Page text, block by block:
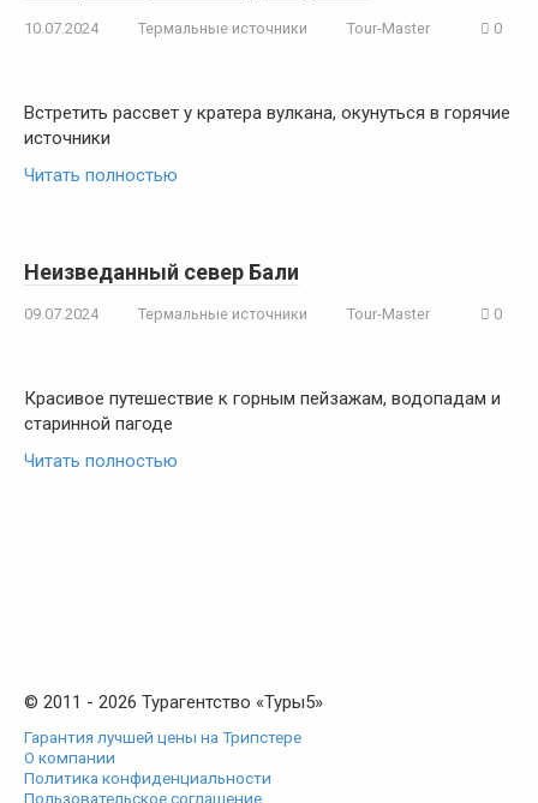
10.07.2024 Термальные источники Tour-Master 0
Встретить рассвет у кратера вулкана, окунуться в горячие
источники
Читать полностью
Неизведанный север Бали
09.07.2024 Термальные источники Tour-Master 0
Красивое путешествие к горным пейзажам, водопадам и
старинной пагоде
Читать полностью
© 2011 - 2026 Турагентство «Туры5»
Гарантия лучшей цены на Трипстере
О компании
Политика конфиденциальности
Пользовательское соглашение